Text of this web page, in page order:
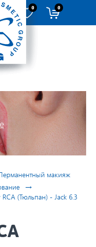
0 0
макияж
→
(Тюльпан) - Jack 6.3